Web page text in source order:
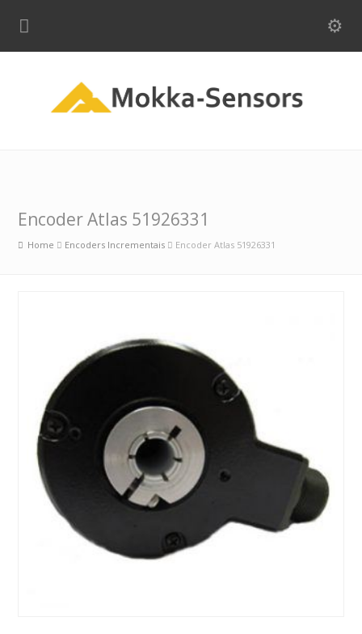
Encoder Atlas 51926331
Home Encoders Incrementais Encoder Atlas 51926331